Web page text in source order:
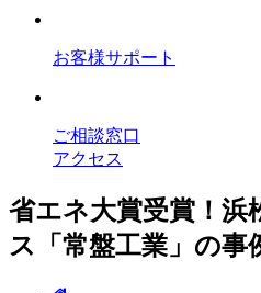
お客様サポート
ご相談窓口
アクセス
省エネ大賞受賞！浜
ス「常盤工業」の事